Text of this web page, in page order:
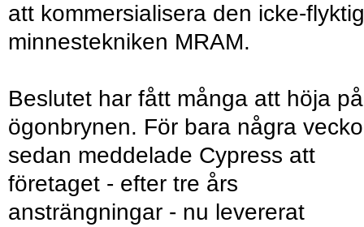
att kommersialisera den icke-
minnestekniken MRAM.
Beslutet har fått många att höja på
ögonbrynen. För bara några
sedan meddelade Cypress att
företaget - efter tre års
ansträngningar - nu levererat